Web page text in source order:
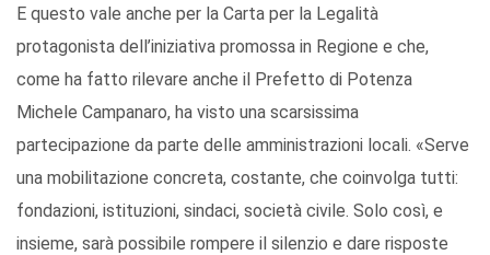
E questo vale anche per la Carta per la Legalità
protagonista dell’iniziativa promossa in Regione e che,
come ha fatto rilevare anche il Prefetto di Potenza
Michele Campanaro, ha visto una scarsissima
partecipazione da parte delle amministrazioni locali. «Serve
una mobilitazione concreta, costante, che coinvolga tutti:
fondazioni, istituzioni, sindaci, società civile. Solo così, e
insieme, sarà possibile rompere il silenzio e dare risposte